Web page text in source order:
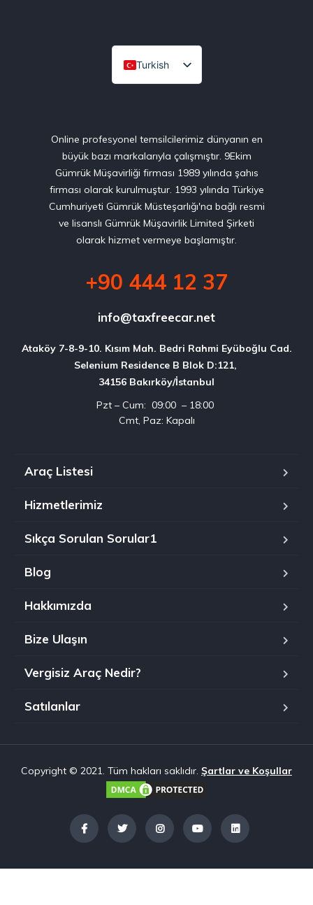
Turkish
English
Online profesyonel temsilcilerimiz dünyanın en
büyük bazı markalarıyla çalışmıştır. 9Ekim
Gümrük Müşavirliği firması 1989 yılında şahıs
firması olarak kurulmuştur. 1993 yılında Türkiye
Cumhuriyeti Gümrük Müsteşarlığı'na bağlı resmi
ve lisanslı Gümrük Müşavirlik Limited Şirketi
olarak hizmet vermeye başlamıştır.
+90 444 12 37
info@taxfreecar.net
Ataköy 7-8-9-10. Kısım Mah. Bedri Rahmi Eyüboğlu Cad.
Selenium Residence B Blok D:121,
34156 Bakırköy/İstanbul
Pzt – Cum: 09:00 – 18:00
Cmt, Paz: Kapalı
Araç Listesi
Hizmetlerimiz
Sıkça Sorulan Sorular1
Blog
Hakkımızda
Bize Ulaşın
Vergisiz Araç Nedir?
Satılanlar
Copyright © 2021. Tüm hakları saklıdır. Şartlar ve Koşullar